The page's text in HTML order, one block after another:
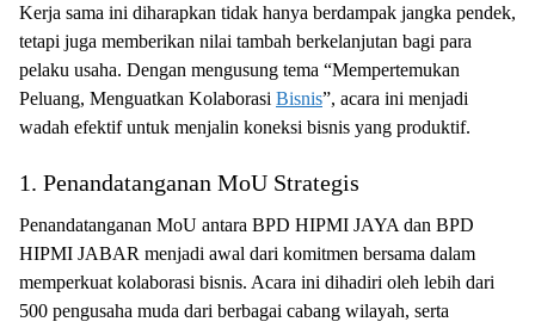
Kerja sama ini diharapkan tidak hanya berdampak jangka pendek,
tetapi juga memberikan nilai tambah berkelanjutan bagi para
pelaku usaha. Dengan mengusung tema “Mempertemukan
Peluang, Menguatkan Kolaborasi Bisnis”, acara ini menjadi
wadah efektif untuk menjalin koneksi bisnis yang produktif.
1. Penandatanganan MoU Strategis
Penandatanganan MoU antara BPD HIPMI JAYA dan BPD
HIPMI JABAR menjadi awal dari komitmen bersama dalam
memperkuat kolaborasi bisnis. Acara ini dihadiri oleh lebih dari
500 pengusaha muda dari berbagai cabang wilayah, serta